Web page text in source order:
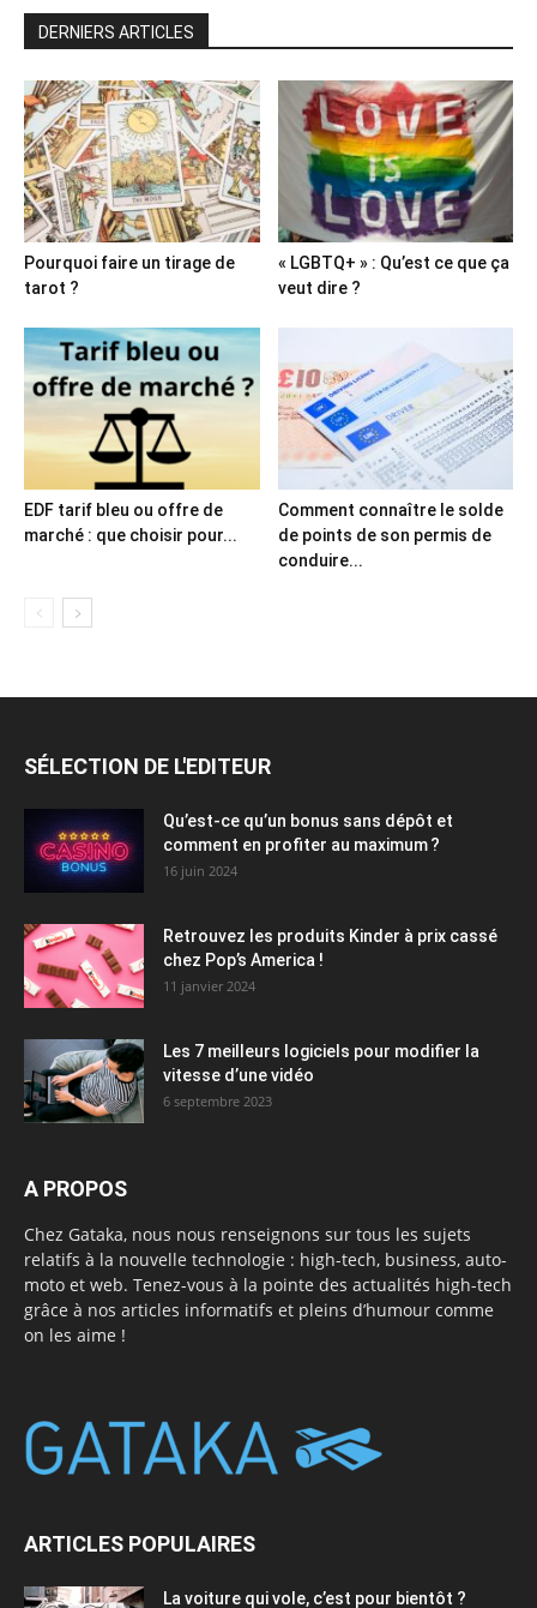
DERNIERS ARTICLES
Pourquoi faire un tirage de
tarot ?
« LGBTQ+ » : Qu’est ce que ça
veut dire ?
EDF tarif bleu ou offre de
marché : que choisir pour...
Comment connaître le solde
de points de son permis de
conduire...
SÉLECTION DE L'EDITEUR
Qu’est-ce qu’un bonus sans dépôt et
comment en profiter au maximum ?
16 juin 2024
Retrouvez les produits Kinder à prix cassé
chez Pop’s America !
11 janvier 2024
Les 7 meilleurs logiciels pour modifier la
vitesse d’une vidéo
6 septembre 2023
A PROPOS
Chez Gataka, nous nous renseignons sur tous les sujets
relatifs à la nouvelle technologie : high-tech, business, auto-
moto et web. Tenez-vous à la pointe des actualités high-tech
grâce à nos articles informatifs et pleins d’humour comme
on les aime !
ARTICLES POPULAIRES
La voiture qui vole, c’est pour bientôt ?